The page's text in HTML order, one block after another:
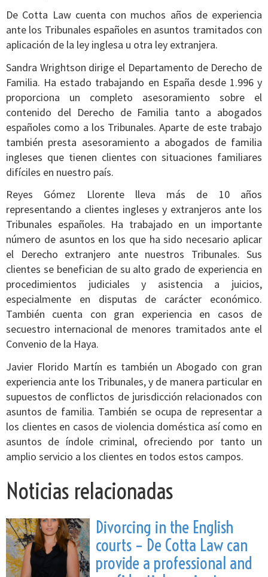
De Cotta Law cuenta con muchos años de experiencia
ante los Tribunales españoles en asuntos tramitados con
aplicación de la ley inglesa u otra ley extranjera.
Sandra Wrightson dirige el Departamento de Derecho de
Familia. Ha estado trabajando en España desde 1.996 y
proporciona un completo asesoramiento sobre el
contenido del Derecho de Familia tanto a abogados
españoles como a los Tribunales. Aparte de este trabajo
también presta asesoramiento a abogados de familia
ingleses que tienen clientes con situaciones familiares
difíciles en nuestro país.
Reyes Gómez Llorente lleva más de 10 años
representando a clientes ingleses y extranjeros ante los
Tribunales españoles. Ha trabajado en un importante
número de asuntos en los que ha sido necesario aplicar
el Derecho extranjero ante nuestros Tribunales. Sus
clientes se benefician de su alto grado de experiencia en
procedimientos judiciales y asistencia a juicios,
especialmente en disputas de carácter económico.
También cuenta con gran experiencia en casos de
secuestro internacional de menores tramitados ante el
Convenio de la Haya.
Javier Florido Martín es también un Abogado con gran
experiencia ante los Tribunales, y de manera particular en
supuestos de conflictos de jurisdicción relacionados con
asuntos de familia. También se ocupa de representar a
los clientes en casos de violencia doméstica así como en
asuntos de índole criminal, ofreciendo por tanto un
amplio servicio a los clientes en todos estos campos.
Noticias relacionadas
Divorcing in the English
courts – De Cotta Law can
provide a professional and